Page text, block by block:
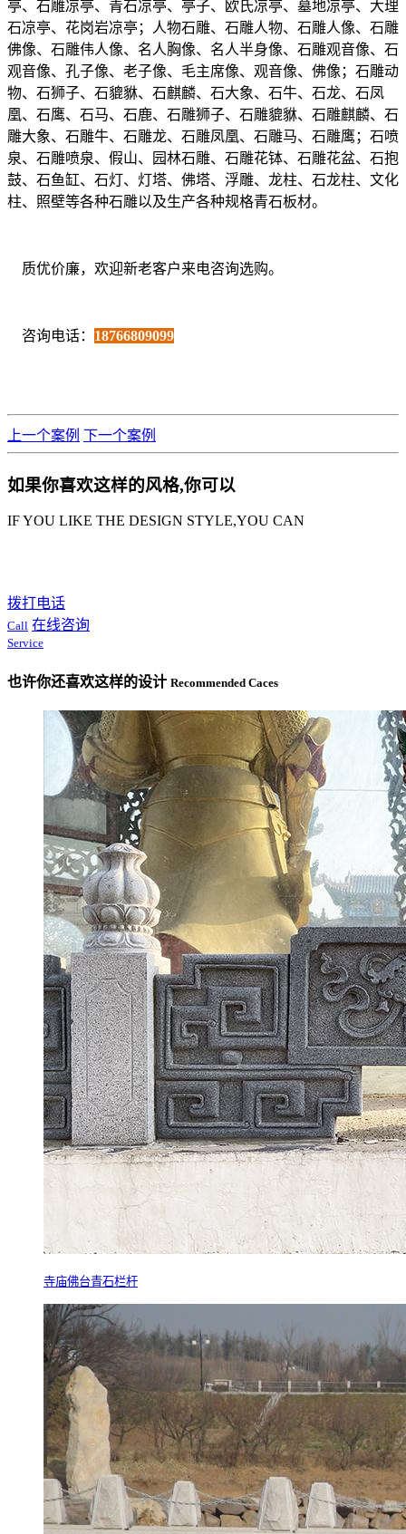
亭、石雕凉亭、青石凉亭、亭子、欧氏凉亭、墓地凉亭、大理
石凉亭、花岗岩凉亭；人物石雕、石雕人物、石雕人像、石雕
佛像、石雕伟人像、名人胸像、名人半身像、石雕观音像、石
观音像、孔子像、老子像、毛主席像、观音像、佛像；石雕动
物、石狮子、石貔貅、石麒麟、石大象、石牛、石龙、石凤
凰、石鹰、石马、石鹿、石雕狮子、石雕貔貅、石雕麒麟、石
雕大象、石雕牛、石雕龙、石雕凤凰、石雕马、石雕鹰；石喷
泉、石雕喷泉、假山、园林石雕、石雕花钵、石雕花盆、石抱
鼓、石鱼缸、石灯、灯塔、佛塔、浮雕、龙柱、石龙柱、文化
柱、照壁等各种石雕以及生产各种规格青石板材。
质优价廉，欢迎新老客户来电咨询选购。
咨询电话： 18766809099
上一个案例 下一个案例
如果你喜欢这样的风格,你可以
IF YOU LIKE THE DESIGN STYLE,YOU CAN
拨打电话
Call 在线咨询
Service
也许你还喜欢这样的设计 Recommended Caces
寺庙佛台青石栏杆